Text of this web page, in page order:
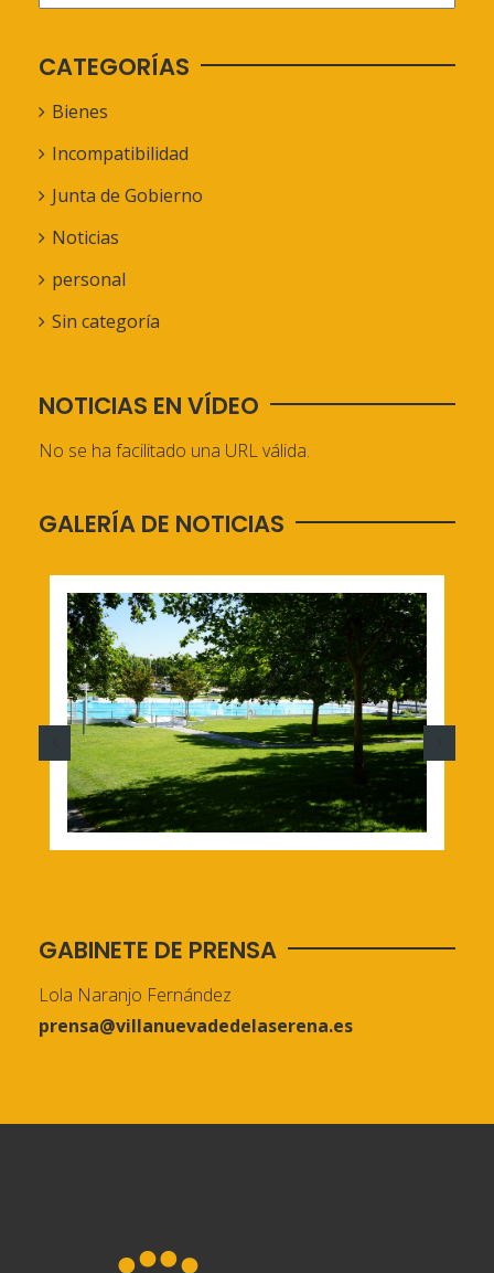
CATEGORÍAS
Bienes
Incompatibilidad
Junta de Gobierno
Noticias
personal
Sin categoría
NOTICIAS EN VÍDEO
No se ha facilitado una URL válida.
GALERÍA DE NOTICIAS
GABINETE DE PRENSA
Lola Naranjo Fernández
prensa@villanuevadedelaserena.es